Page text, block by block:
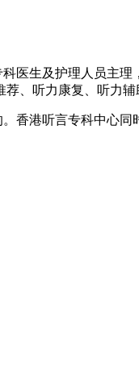
医生及护理人员主
荐、听力康复、听力
香港听言专科中心